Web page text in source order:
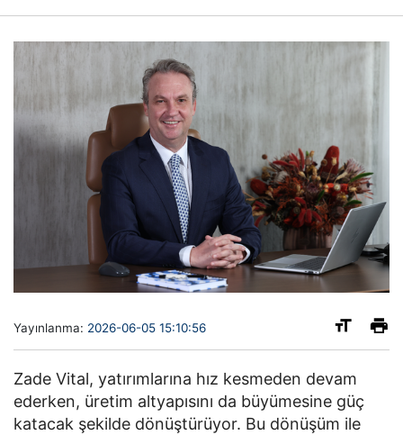
Yayınlanma: 2026-06-05 15:10:56
Zade Vital, yatırımlarına hız kesmeden devam
ederken, üretim altyapısını da büyümesine güç
katacak şekilde dönüştürüyor. Bu dönüşüm ile